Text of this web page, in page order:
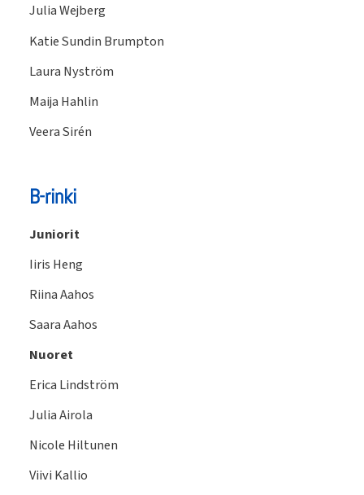
Julia Wejberg
Katie Sundin Brumpton
Laura Nyström
Maija Hahlin
Veera Sirén
B-rinki
Juniorit
Iiris Heng
Riina Aahos
Saara Aahos
Nuoret
Erica Lindström
Julia Airola
Nicole Hiltunen
Viivi Kallio